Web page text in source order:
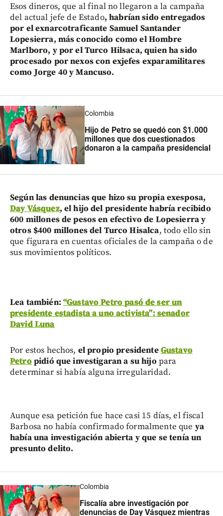
Esos dineros, que al final no llegaron a la campaña
del actual jefe de Estado, habrían sido entregados
por el exnarcotraficante Samuel Santander
Lopesierra, más conocido como el Hombre
Marlboro, y por el Turco Hilsaca, quien ha sido
procesado por nexos con exjefes exparamilitares
como Jorge 40 y Mancuso.
Colombia
Hijo de Petro se quedó con $1.000
millones que dos cuestionados
donaron a la campaña presidencial
Según las denuncias que hizo su propia exesposa,
Day Vásquez, el hijo del presidente habría recibido
600 millones de pesos en efectivo de Lopesierra y
otros $400 millones del Turco Hisalca, todo ello sin
que figurara en cuentas oficiales de la campaña o de
sus movimientos políticos.
Lea también: “Gustavo Petro pasó de ser un
presidente estadista a uno activista”: senador
David Luna
Por estos hechos, el propio presidenteGustavo
Petropidió que investigaran a su hijo para
determinar si había alguna irregularidad.
Aunque esa petición fue hace casi 15 días, el fiscal
Barbosa no había confirmado formalmente que ya
había una investigación abierta y que se tenía un
presunto delito.
Colombia
Fiscalía abre investigación por
denuncias de Day Vásquez mientras